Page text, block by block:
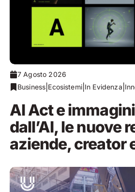
7 Agosto 2026
Business Ecosistemi| In Evidenza
AI Act e
dall’AI, le nuove
aziende, creator